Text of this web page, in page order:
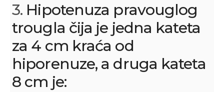
3. Hipotenuza pravouglog
trougla čija je jedna kateta
za 4 cm kraća od
hiporenuze, a druga kateta
8 cm je: